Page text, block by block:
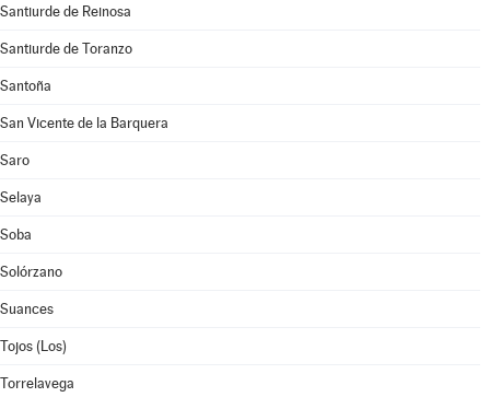
Santiurde de Reinosa
Santiurde de Toranzo
Santoña
San Vicente de la Barquera
Saro
Selaya
Soba
Solórzano
Suances
Tojos (Los)
Torrelavega